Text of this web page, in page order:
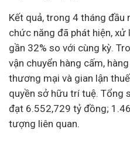
Kết quả, trong 4 tháng
chức năng đã phát hiện,
gần 32% so với cùng kỳ.
vận chuyển hàng cấm,
thương mại và gian lận
quyền sở hữu trí tuệ. Tổng
đạt 6.552,729 tỷ đồng;
tượng liên quan.